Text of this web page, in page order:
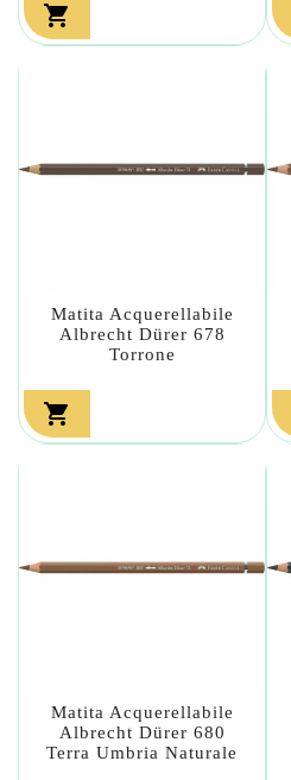

Matita Acquerellabile
Albrecht Dürer 678
Torrone

Matita Acquerellabile
Albrecht Dürer 680
Terra Umbria Naturale